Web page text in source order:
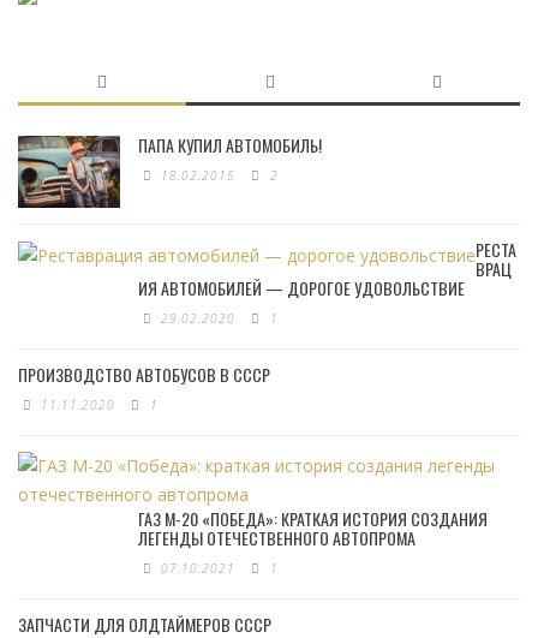
ПАПА КУПИЛ АВТОМОБИЛЬ!
18.02.2015 2
РЕСТА
ВРАЦ
ИЯ АВТОМОБИЛЕЙ — ДОРОГОЕ УДОВОЛЬСТВИЕ
29.02.2020 1
ПРОИЗВОДСТВО АВТОБУСОВ В СССР
11.11.2020 1
ГАЗ М-20 «ПОБЕДА»: КРАТКАЯ ИСТОРИЯ СОЗДАНИЯ
ЛЕГЕНДЫ ОТЕЧЕСТВЕННОГО АВТОПРОМА
07.10.2021 1
ЗАПЧАСТИ ДЛЯ ОЛДТАЙМЕРОВ СССР